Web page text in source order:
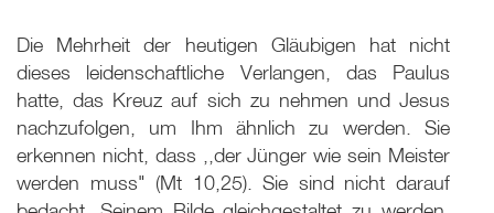
Die Mehrheit der heutigen Gläubigen hat nicht
dieses leidenschaftliche Verlangen, das Paulus
hatte, das Kreuz auf sich zu nehmen und Jesus
nachzufolgen, um Ihm ähnlich zu werden. Sie
erkennen nicht, dass ,,der Jünger wie sein Meister
werden muss" (Mt 10,25). Sie sind nicht darauf